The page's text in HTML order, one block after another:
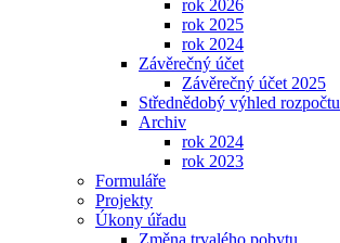
rok 2026
rok 2025
rok 2024
Závěrečný účet
Závěrečný účet 2025
Střednědobý výhled rozpočtu
Archiv
rok 2024
rok 2023
Formuláře
Projekty
Úkony úřadu
Změna trvalého pobytu